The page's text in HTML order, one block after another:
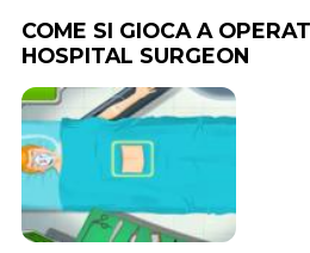
COME SI GIOCA A
HOSPITAL SURGEON